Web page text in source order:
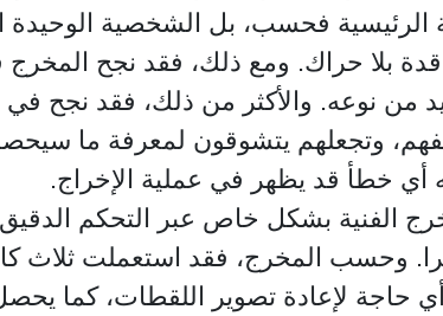
فحسب، بل الشخصية الوحيدة
بلا حراك. ومع ذلك، فقد نجح
من نوعه. والأكثر من ذلك، فقد نجح
وتجعلهم يتشوقون لمعرفة ما
أي خطأ قد يظهر في عملية الإخراج.
الفنية بشكل خاص عبر التحكم
وحسب المخرج، فقد استعملت ثلاث
أي حاجة لإعادة تصوير اللقطات، كما